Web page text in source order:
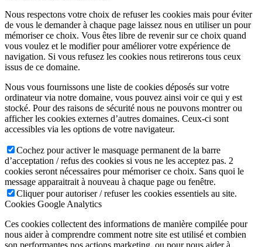
Nous respectons votre choix de refuser les cookies mais pour éviter
de vous le demander à chaque page laissez nous en utiliser un pour
mémoriser ce choix. Vous êtes libre de revenir sur ce choix quand
vous voulez et le modifier pour améliorer votre expérience de
navigation. Si vous refusez les cookies nous retirerons tous ceux
issus de ce domaine.
Nous vous fournissons une liste de cookies déposés sur votre
ordinateur via notre domaine, vous pouvez ainsi voir ce qui y est
stocké. Pour des raisons de sécurité nous ne pouvons montrer ou
afficher les cookies externes d’autres domaines. Ceux-ci sont
accessibles via les options de votre navigateur.
Cochez pour activer le masquage permanent de la barre
d’acceptation / refus des cookies si vous ne les acceptez pas. 2
cookies seront nécessaires pour mémoriser ce choix. Sans quoi le
message apparaitrait à nouveau à chaque page ou fenêtre.
Cliquer pour autoriser / refuser les cookies essentiels au site.
Cookies Google Analytics
Ces cookies collectent des informations de manière compilée pour
nous aider à comprendre comment notre site est utilisé et combien
son performantes nos actions marketing, ou pour nous aider à